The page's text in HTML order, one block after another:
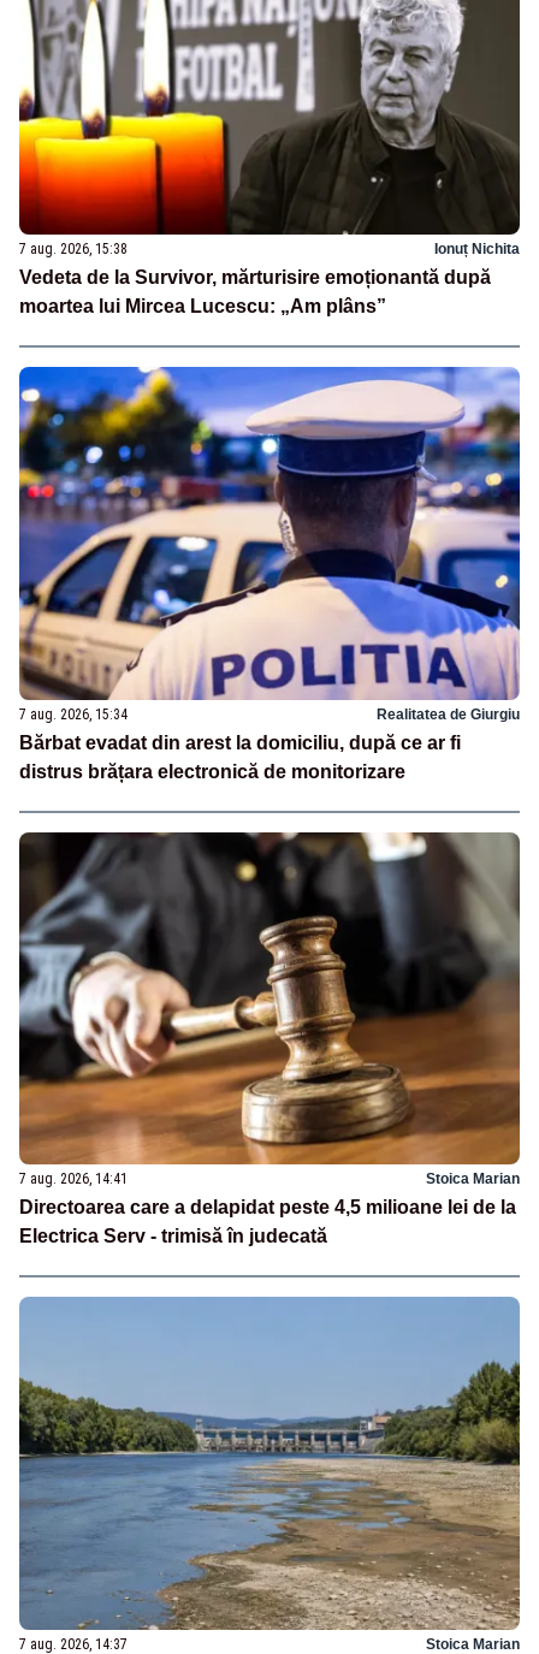
7 aug. 2026, 15:38 Ionuț Nichita
Vedeta de la Survivor, mărturisire emoționantă după
moartea lui Mircea Lucescu: „Am plâns”
7 aug. 2026, 15:34 Realitatea de Giurgiu
Bărbat evadat din arest la domiciliu, după ce ar fi
distrus brățara electronică de monitorizare
7 aug. 2026, 14:41 Stoica Marian
Directoarea care a delapidat peste 4,5 milioane lei de la
Electrica Serv - trimisă în judecată
7 aug. 2026, 14:37 Stoica Marian